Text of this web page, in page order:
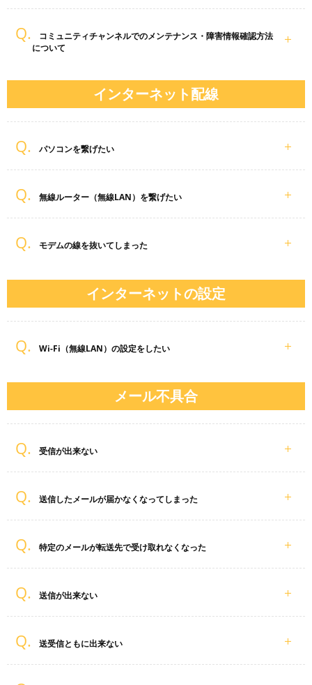
コミュニティチャンネルでのメンテナンス・障害情報確認方法
について
インターネット配線
パソコンを繋げたい
無線ルーター（無線LAN）を繋げたい
モデムの線を抜いてしまった
インターネットの設定
Wi-Fi（無線LAN）の設定をしたい
メール不具合
受信が出来ない
送信したメールが届かなくなってしまった
特定のメールが転送先で受け取れなくなった
送信が出来ない
送受信ともに出来ない